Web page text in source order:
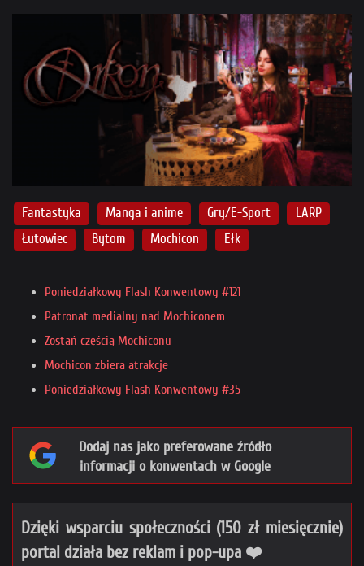
Fantastyka Manga i anime Gry/E-Sport
LARP
Łutowiec
Bytom Mochicon Ełk
Poniedziałkowy Flash Konwentowy #121
Patronat medialny nad Mochiconem
Zostań częścią Mochiconu
Mochicon zbiera atrakcje
Poniedziałkowy Flash Konwentowy #35
Dodaj nas jako preferowane źródło
informacji o konwentach w Google
Dzięki wsparciu społeczności (150 zł miesięcznie)
portal działa bez reklam i pop-upa ❤️